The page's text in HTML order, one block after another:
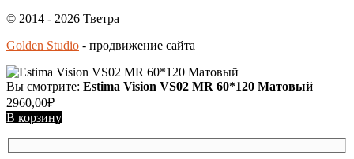
© 2014 - 2026 Тветра
Golden Studio - продвижение сайта
Вы смотрите: Estima Vision VS02 MR 60*120 Матовый
2960,00₽
В корзину